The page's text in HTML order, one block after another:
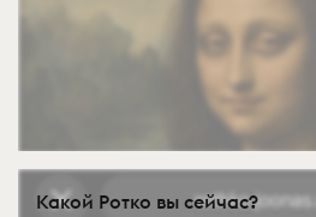
Какой Ротко вы сейчас?